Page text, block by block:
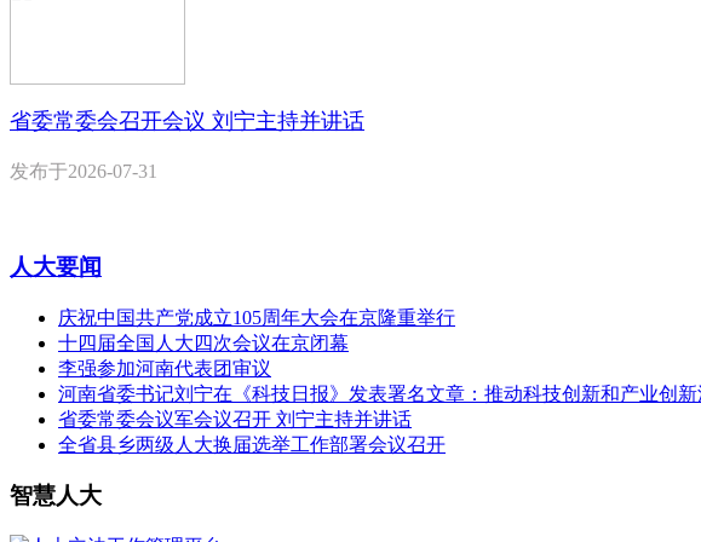
省委常委会召开会议 刘宁主持并讲话
发布于2026-07-31
人大要闻
庆祝中国共产党成立105周年大会在京隆重举行
十四届全国人大四次会议在京闭幕
李强参加河南代表团审议
河南省委书记刘宁在《科技日报》发表署名文章：推动科技创新和产业创
省委常委会议军会议召开 刘宁主持并讲话
全省县乡两级人大换届选举工作部署会议召开
智慧人大